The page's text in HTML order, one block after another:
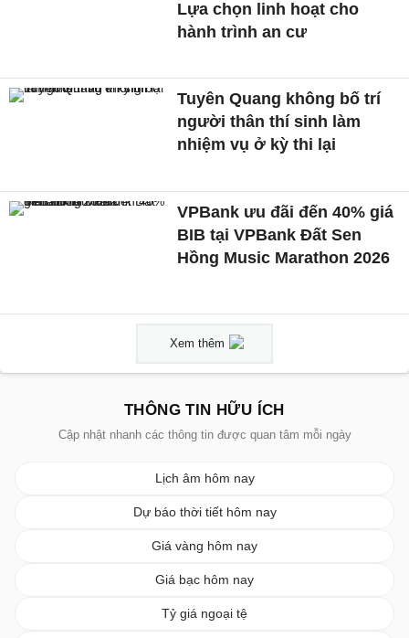
Lựa chọn linh hoạt cho
hành trình an cư
Tuyên Quang không bố trí
người thân thí sinh làm
nhiệm vụ ở kỳ thi lại
VPBank ưu đãi đến 40% giá
BIB tại VPBank Đất Sen
Hồng Music Marathon 2026
Xem thêm
THÔNG TIN HỮU ÍCH
Cập nhật nhanh các thông tin được quan tâm mỗi ngày
Lịch âm hôm nay
Dự báo thời tiết hôm nay
Giá vàng hôm nay
Giá bạc hôm nay
Tỷ giá ngoại tệ